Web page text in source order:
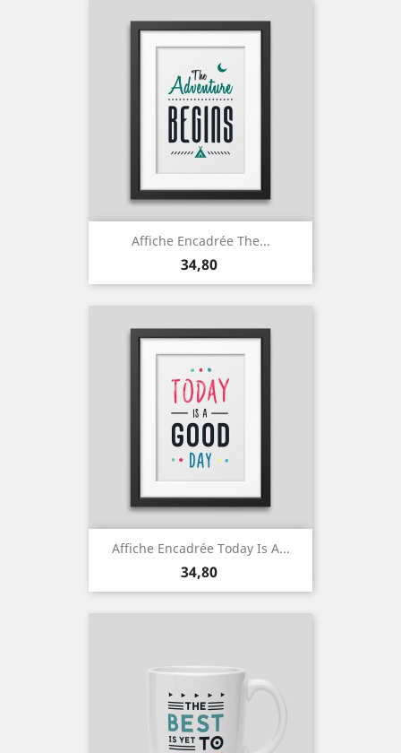
Affiche Encadrée The...
Prix
34,80
Affiche Encadrée Today Is A...
Prix
34,80